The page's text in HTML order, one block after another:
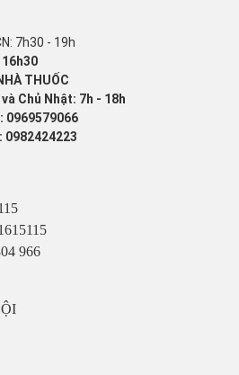
7h30 - 19h
THUỐC
Chủ Nhật: 7h - 18h
0969579066
0982424223
966